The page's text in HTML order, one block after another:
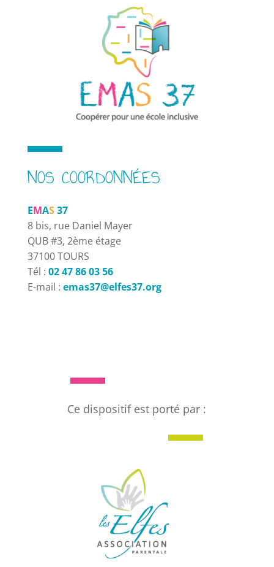
NOS COORDONNÉES
EMAS37
8 bis, rue Daniel Mayer
QUB #3, 2ème étage
37100 TOURS
Tél : 02 47 86 03 56
E-mail : emas37@elfes37.org
Ce dispositif est porté par :